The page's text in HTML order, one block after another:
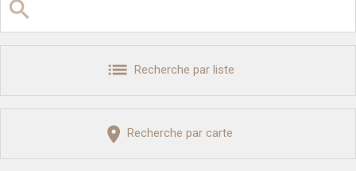
Recherche par liste
Recherche par carte